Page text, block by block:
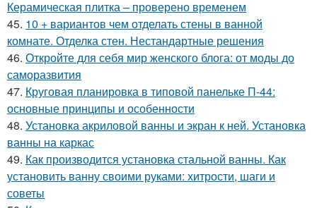
Керамическая плитка – проверено временем
45. 10 + вариантов чем отделать стены в ванной
комнате. Отделка стен. Нестандартные решения
46. Откройте для себя мир женского блога: от моды до
саморазвития
47. Круговая планировка в типовой панельке П-44:
основные принципы и особенности
48. Установка акриловой ванны и экран к ней. Установка
ванны на каркас
49. Как производится установка стальной ванны. Как
установить ванну своими руками: хитрости, шаги и
советы